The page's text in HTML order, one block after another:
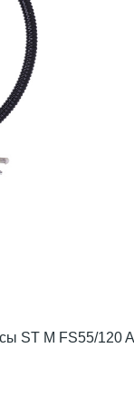
ST M FS55/120